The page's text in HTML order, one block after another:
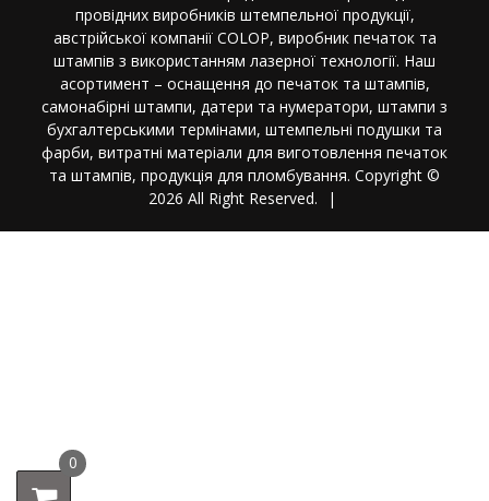
провідних виробників штемпельної продукції,
австрійської компанії COLOP, виробник печаток та
штампів з використанням лазерної технології. Наш
асортимент – оснащення до печаток та штампів,
самонабірні штампи, датери та нумератори, штампи з
бухгалтерськими термінами, штемпельні подушки та
фарби, витратні матеріали для виготовлення печаток
та штампів, продукція для пломбування. Copyright ©
2026 All Right Reserved.
|
0